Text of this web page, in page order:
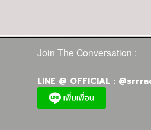
Join The Conversation :
LINE @ OFFICIAL :